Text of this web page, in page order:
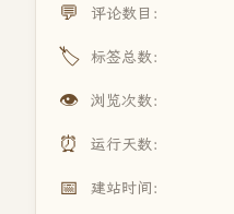
💬 评论数目：
🏷️ 标签总数：
👁️ 浏览次数：
⏰ 运行天数：
📅 建站时间：